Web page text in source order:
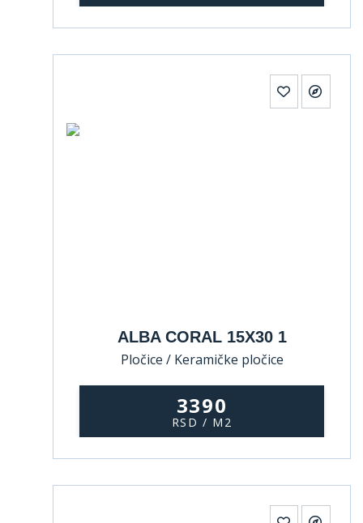
ALBA CORAL 15X30 1
Pločice / Keramičke pločice
3390
RSD / M2